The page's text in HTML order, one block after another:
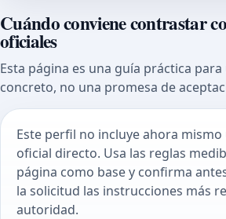
Cuándo conviene contrastar
oficiales
Esta página es una guía práctica
concreto, no una promesa de
Este perfil no incluye ahora mismo
oficial directo. Usa las reglas
página como base y confirma
la solicitud las instrucciones más
autoridad.